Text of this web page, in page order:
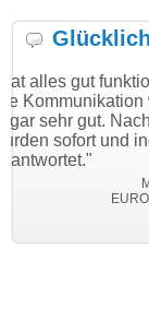
war
individuell
i